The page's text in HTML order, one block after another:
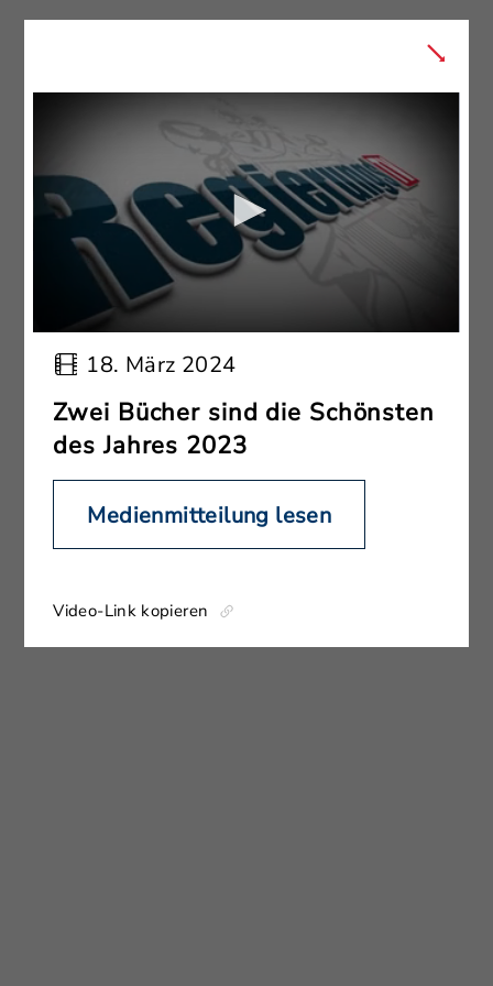
18. März 2024
Zwei Bücher sind die Schönsten
des Jahres 2023
Medienmitteilung lesen
Video-Link kopieren